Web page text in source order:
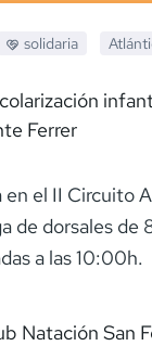
solidaria
Ferrer
en el II Circuito
de dorsales de
a las 10:00h.
Natación San